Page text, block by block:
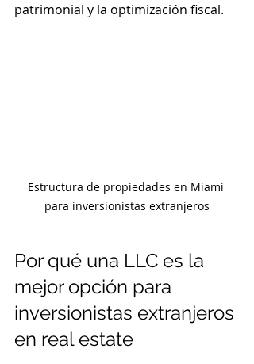
patrimonial y la optimización fiscal.
Estructura de propiedades en Miami
para inversionistas extranjeros
Por qué una LLC es la
mejor opción para
inversionistas extranjeros
en real estate